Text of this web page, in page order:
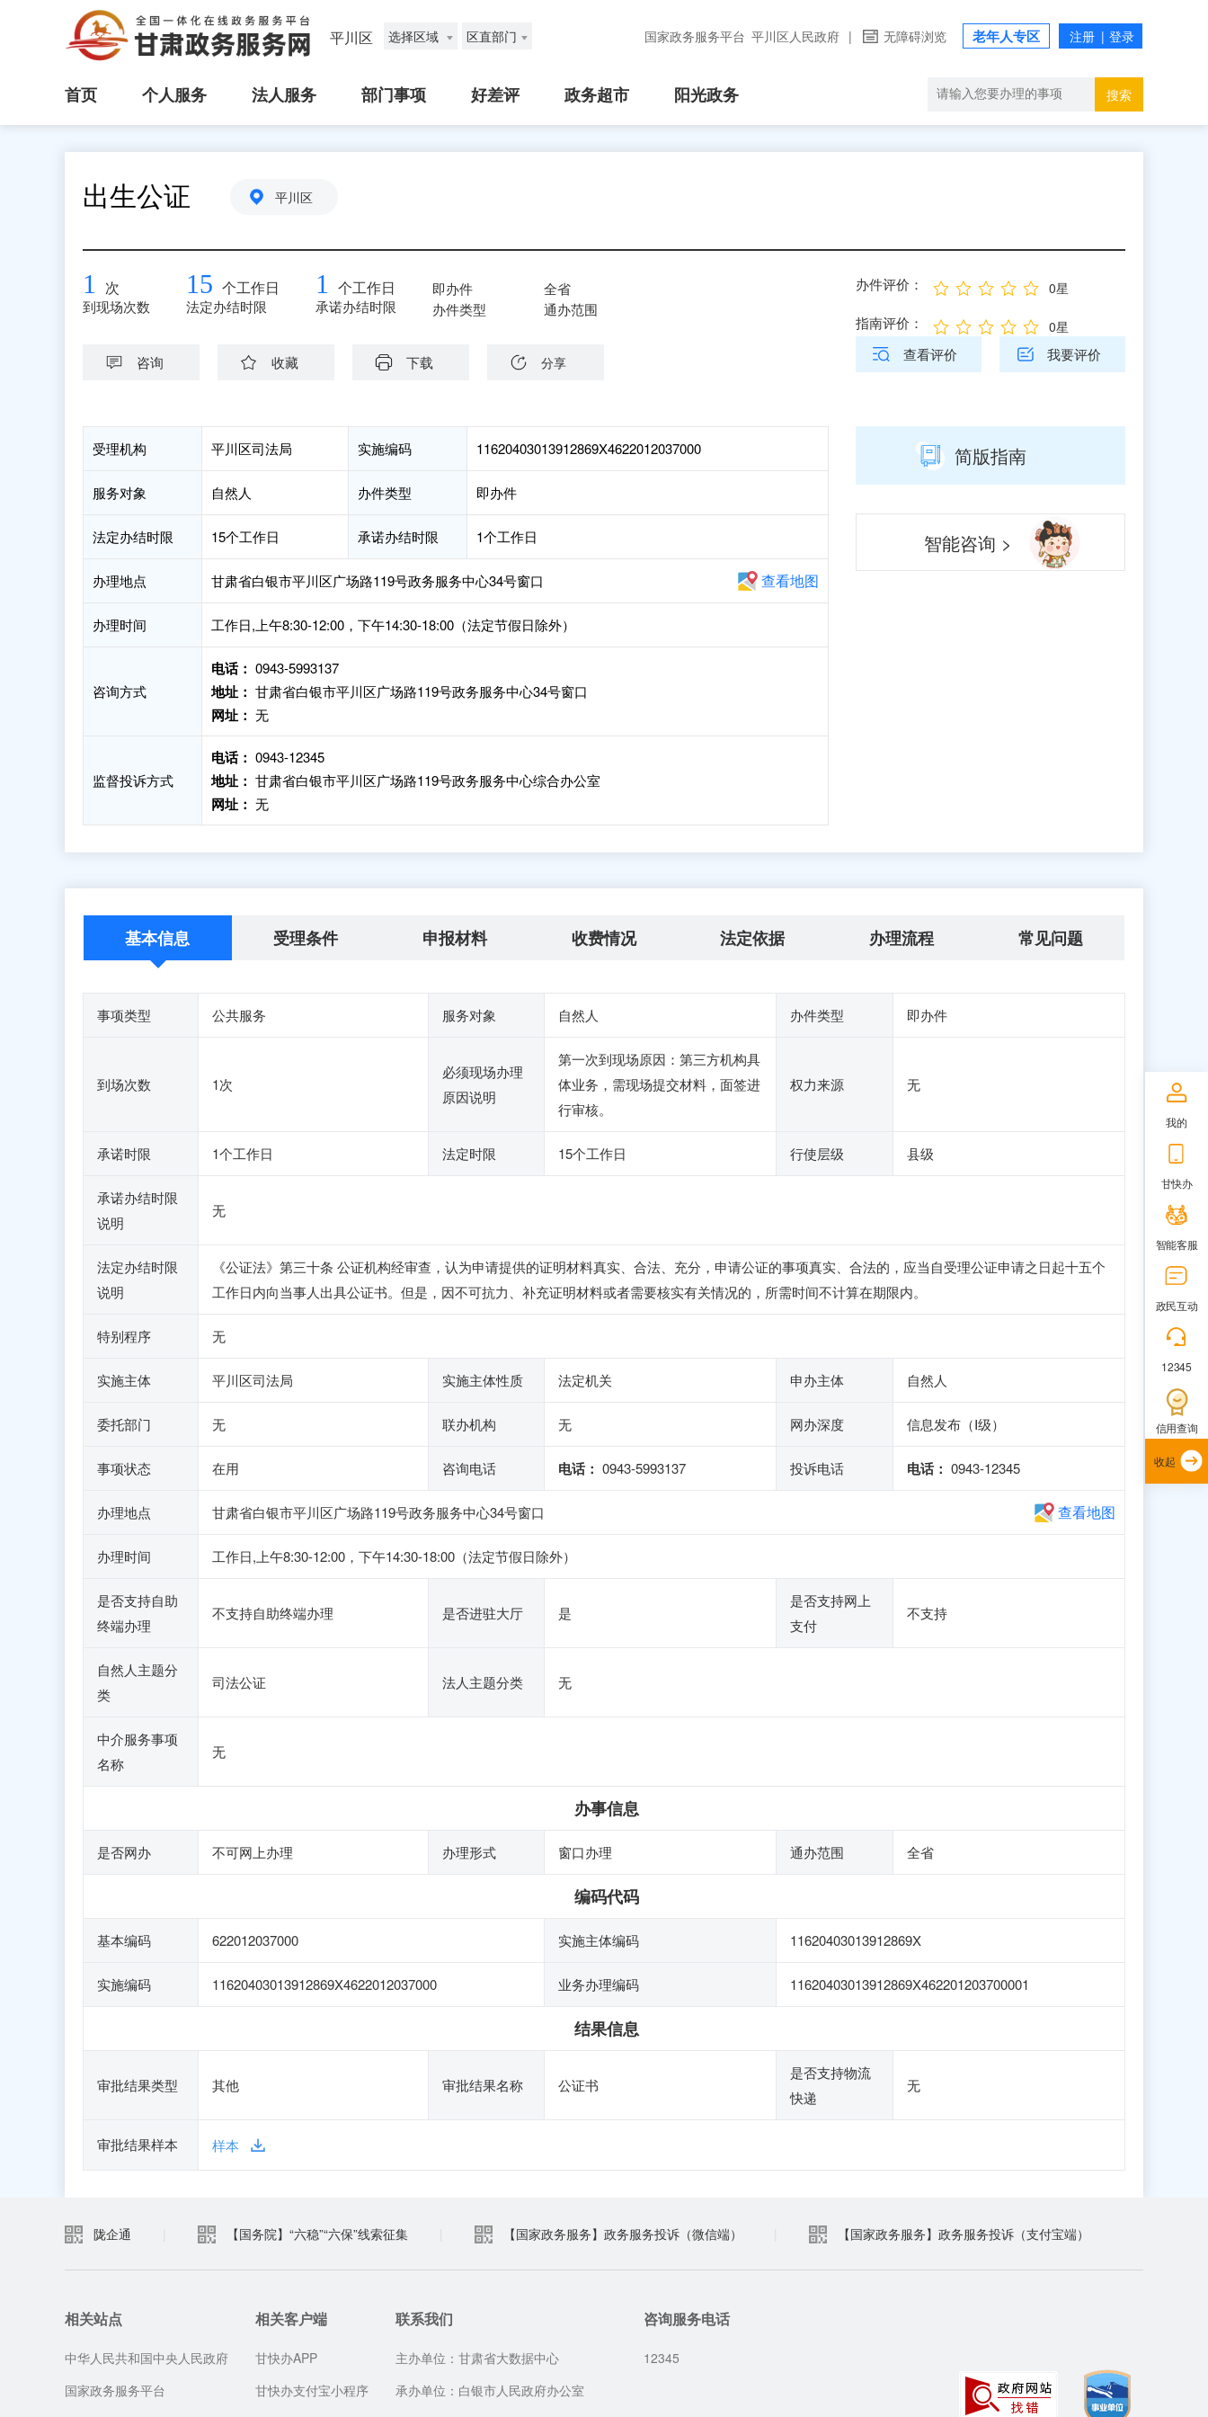
平川区 选择区域 区直部门 国家政务服务平台 平川区人民政府 | 无障碍浏览 老年人专区
首页 个人服务 法人服务 部门事项 好差评 政务超市 阳光政务 搜索
出生公证 平川区
1 次
到现场次数
15 个工作日
法定办结时限
1 个工作日
承诺办结时限
即办件
办件类型
全省
通办范围
咨询 收藏 下载 分享
办件评价： 0星
指南评价： 0星
查看评价 我要评价
受理机构 平川区司法局 实施编码 11620403013912869X4622012037000
服务对象 自然人 办件类型 即办件
法定办结时限 15个工作日 承诺办结时限 1个工作日
办理地点 甘肃省白银市平川区广场路119号政务服务中心34号窗口 查看地图
办理时间 工作日,上午8:30-12:00，下午14:30-18:00（法定节假日除外）
咨询方式
电话： 0943-5993137
地址： 甘肃省白银市平川区广场路119号政务服务中心34号窗口
网址： 无
监督投诉方式
电话： 0943-12345
地址： 甘肃省白银市平川区广场路119号政务服务中心综合办公室
网址： 无
简版指南
智能咨询 >
基本信息 受理条件 申报材料 收费情况 法定依据 办理流程 常见问题
事项类型 公共服务 服务对象 自然人 办件类型 即办件
到场次数 1次
必须现场办理
原因说明
第一次到现场原因：第三方机构具
体业务，需现场提交材料，面签进
行审核。
权力来源 无
承诺时限 1个工作日 法定时限 15个工作日 行使层级 县级
承诺办结时限
说明
无
法定办结时限
说明
《公证法》第三十条 公证机构经审查，认为申请提供的证明材料真实、合法、充分，申请公证的事项真实、合法的，应当自受理公证申请之日起十五个
工作日内向当事人出具公证书。但是，因不可抗力、补充证明材料或者需要核实有关情况的，所需时间不计算在期限内。
特别程序 无
实施主体 平川区司法局 实施主体性质 法定机关 申办主体 自然人
委托部门 无 联办机构 无 网办深度 信息发布（Ⅰ级）
事项状态 在用 咨询电话 电话： 0943-5993137 投诉电话 电话： 0943-12345
办理地点 甘肃省白银市平川区广场路119号政务服务中心34号窗口 查看地图
办理时间 工作日,上午8:30-12:00，下午14:30-18:00（法定节假日除外）
是否支持自助
终端办理
不支持自助终端办理 是否进驻大厅 是
是否支持网上
支付
不支持
自然人主题分
类
司法公证 法人主题分类 无
中介服务事项
名称
无
办事信息
是否网办 不可网上办理 办理形式 窗口办理 通办范围 全省
编码代码
基本编码 622012037000 实施主体编码 11620403013912869X
实施编码 11620403013912869X4622012037000 业务办理编码 11620403013912869X462201203700001
结果信息
审批结果类型 其他 审批结果名称 公证书
是否支持物流
快递
无
审批结果样本 样本
陇企通 【国务院】“六稳”“六保”线索征集 【国家政务服务】政务服务投诉（微信端） 【国家政务服务】政务服务投诉（支付宝端）
相关站点
中华人民共和国中央人民政府
国家政务服务平台
相关客户端
甘快办APP
甘快办支付宝小程序
联系我们
主办单位：甘肃省大数据中心
承办单位：白银市人民政府办公室
咨询服务电话
12345
我的
甘快办
智能客服
政民互动
12345
信用查询
收起